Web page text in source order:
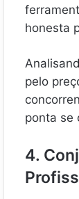
honesta
pelo
ponta se
4.